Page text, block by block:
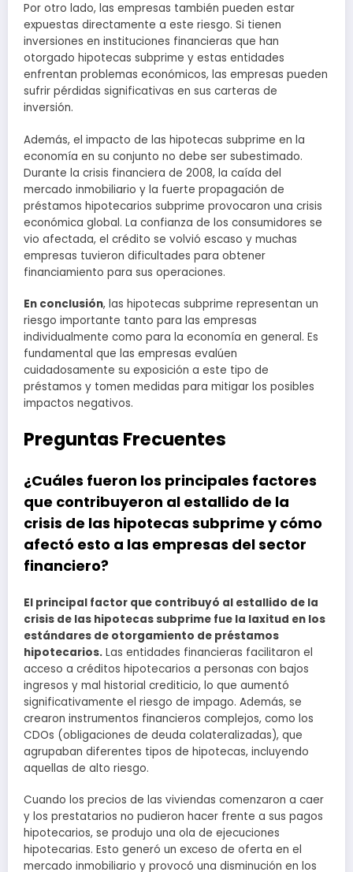
Por otro lado, las empresas también pueden estar
expuestas directamente a este riesgo. Si tienen
inversiones en instituciones financieras que han
otorgado hipotecas subprime y estas entidades
enfrentan problemas económicos, las empresas pueden
sufrir pérdidas significativas en sus carteras de
inversión.
Además, el impacto de las hipotecas subprime en la
economía en su conjunto no debe ser subestimado.
Durante la crisis financiera de 2008, la caída del
mercado inmobiliario y la fuerte propagación de
préstamos hipotecarios subprime provocaron una crisis
económica global. La confianza de los consumidores se
vio afectada, el crédito se volvió escaso y muchas
empresas tuvieron dificultades para obtener
financiamiento para sus operaciones.
En conclusión, las hipotecas subprime representan un
riesgo importante tanto para las empresas
individualmente como para la economía en general. Es
fundamental que las empresas evalúen
cuidadosamente su exposición a este tipo de
préstamos y tomen medidas para mitigar los posibles
impactos negativos.
Preguntas Frecuentes
¿Cuáles fueron los principales factores
que contribuyeron al estallido de la
crisis de las hipotecas subprime y cómo
afectó esto a las empresas del sector
financiero?
El principal factor que contribuyó al estallido de la
crisis de las hipotecas subprime fue la laxitud en los
estándares de otorgamiento de préstamos
hipotecarios. Las entidades financieras facilitaron el
acceso a créditos hipotecarios a personas con bajos
ingresos y mal historial crediticio, lo que aumentó
significativamente el riesgo de impago. Además, se
crearon instrumentos financieros complejos, como los
CDOs (obligaciones de deuda colateralizadas), que
agrupaban diferentes tipos de hipotecas, incluyendo
aquellas de alto riesgo.
Cuando los precios de las viviendas comenzaron a caer
y los prestatarios no pudieron hacer frente a sus pagos
hipotecarios, se produjo una ola de ejecuciones
hipotecarias. Esto generó un exceso de oferta en el
mercado inmobiliario y provocó una disminución en los